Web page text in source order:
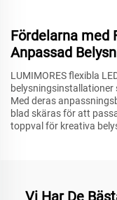
Fördelarna med
Anpassad
LUMIMORES flexibla
Med deras
blad skäras för att
toppval för kreativa
Vi Har De